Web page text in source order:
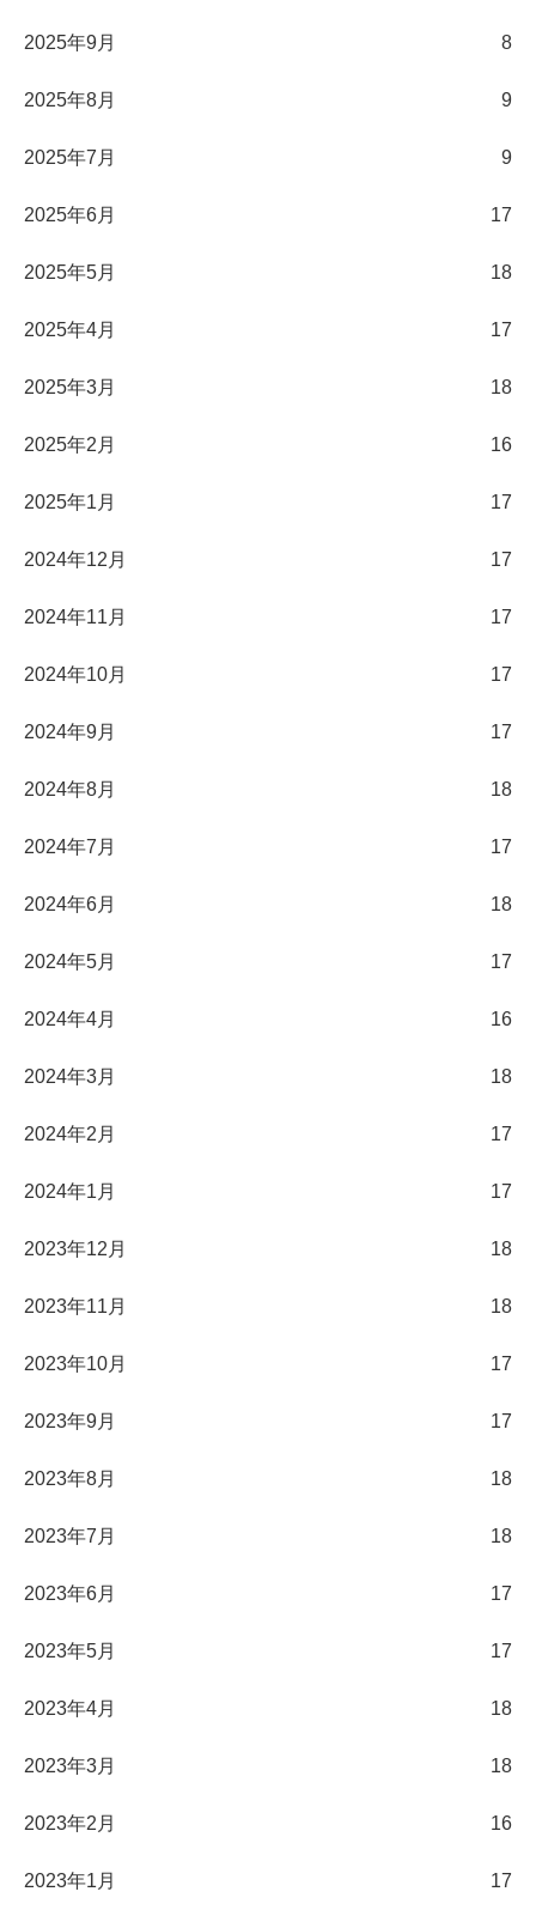
2025年9月 8
2025年8月 9
2025年7月 9
2025年6月 17
2025年5月 18
2025年4月 17
2025年3月 18
2025年2月 16
2025年1月 17
2024年12月 17
2024年11月 17
2024年10月 17
2024年9月 17
2024年8月 18
2024年7月 17
2024年6月 18
2024年5月 17
2024年4月 16
2024年3月 18
2024年2月 17
2024年1月 17
2023年12月 18
2023年11月 18
2023年10月 17
2023年9月 17
2023年8月 18
2023年7月 18
2023年6月 17
2023年5月 17
2023年4月 18
2023年3月 18
2023年2月 16
2023年1月 17